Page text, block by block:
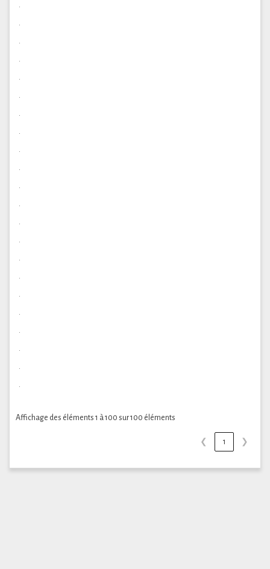
.
.
.
.
.
.
.
.
.
.
.
.
.
.
.
.
.
.
.
.
.
.
Affichage des éléments 1 à 100 sur 100 éléments
❮ 1 ❯